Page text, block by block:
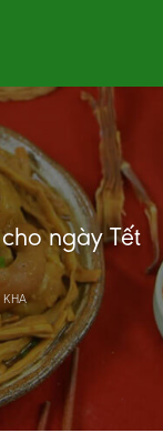
ngày Tết
KHA